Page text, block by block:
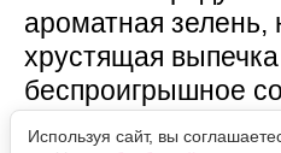
ароматная зелень,
хрустящая
беспроигрышное
летних посиделок.
Используя сайт, вы